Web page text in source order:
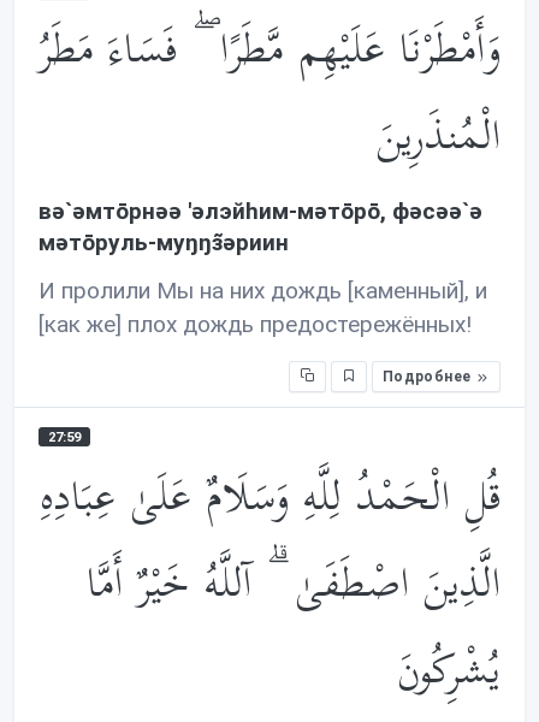
وَأَمْطَرْنَا عَلَيْهِم مَّطَرًا ۖ فَسَاءَ مَطَرُ
الْمُنذَرِينَ
вə`əмтōрнəə 'əлэйhим-мəтōрō, фəсəə`ə
мəтōруль-муŋŋз̃əриин
И пролили Мы на них дождь [каменный], и
[как же] плох дождь предостережённых!
Подробнее
27:59
قُلِ الْحَمْدُ لِلَّهِ وَسَلَامٌ عَلَىٰ عِبَادِهِ
الَّذِينَ اصْطَفَىٰ ۗ آللَّهُ خَيْرٌ أَمَّا
يُشْرِكُونَ